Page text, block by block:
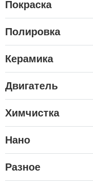
Покраска
Полировка
Керамика
Двигатель
Химчистка
Нано
Разное